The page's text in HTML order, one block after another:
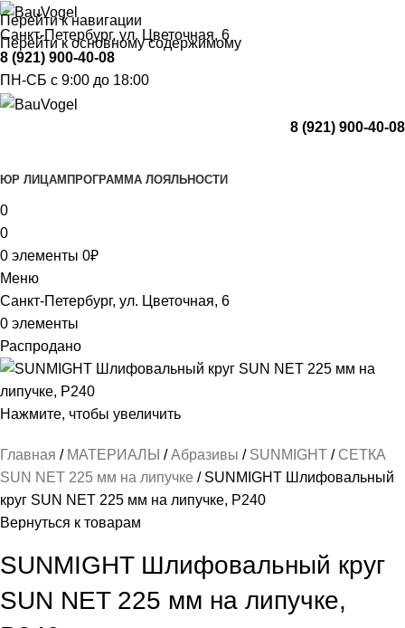
Перейти к навигации
Перейти к основному содержимому
Санкт-Петербург, ул. Цветочная, 6
8 (921) 900-40-08
ПН-СБ с 9:00 до 18:00
8 (921) 900-40-08
ЮР ЛИЦАМПРОГРАММА ЛОЯЛЬНОСТИ
0
0
0 элементы 0₽
Меню
Санкт-Петербург, ул. Цветочная, 6
0 элементы
Распродано
Нажмите, чтобы увеличить
Главная МАТЕРИАЛЫ Абразивы SUNMIGHT
СЕТКА
SUN NET 225 мм на липучке
SUNMIGHT Шлифовальный
круг SUN NET 225 мм на липучке, P240
Вернуться к товарам
SUNMIGHT Шлифовальный круг
SUN NET 225 мм на липучке,